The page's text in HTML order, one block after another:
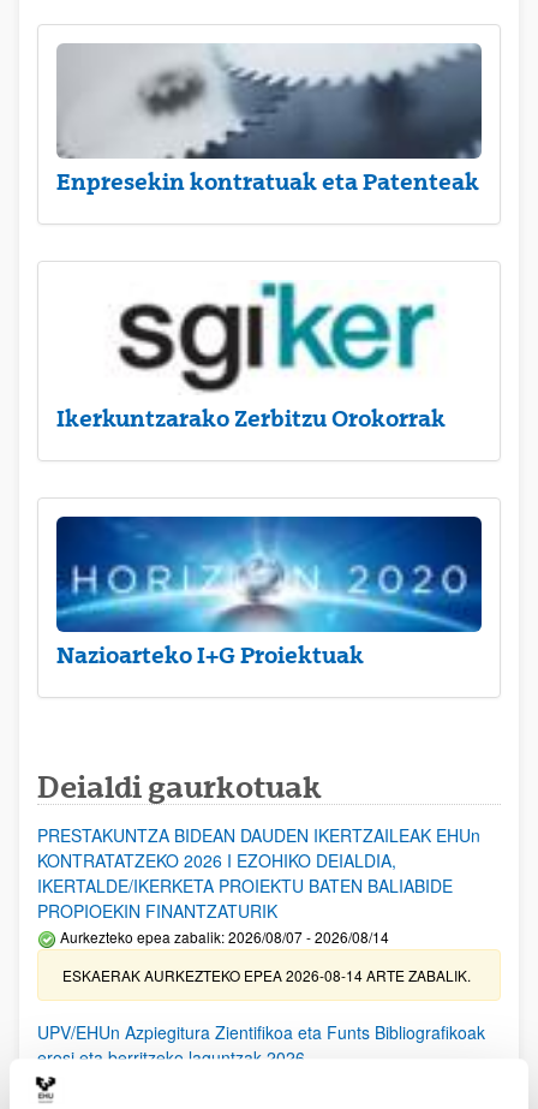
Enpresekin kontratuak eta Patenteak
Ikerkuntzarako Zerbitzu Orokorrak
Nazioarteko I+G Proiektuak
Deialdi gaurkotuak
PRESTAKUNTZA BIDEAN DAUDEN IKERTZAILEAK EHUn
KONTRATATZEKO 2026 I EZOHIKO DEIALDIA,
IKERTALDE/IKERKETA PROIEKTU BATEN BALIABIDE
PROPIOEKIN FINANTZATURIK
Aurkezteko epea zabalik: 2026/08/07 - 2026/08/14
ESKAERAK AURKEZTEKO EPEA 2026-08-14 ARTE ZABALIK.
UPV/EHUn Azpiegitura Zientifikoa eta Funts Bibliografikoak
erosi eta berritzeko laguntzak 2026